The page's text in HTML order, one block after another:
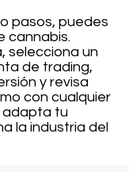
pasos, puedes
cannabis.
selecciona un
de trading,
y revisa
con cualquier
adapta tu
la industria del